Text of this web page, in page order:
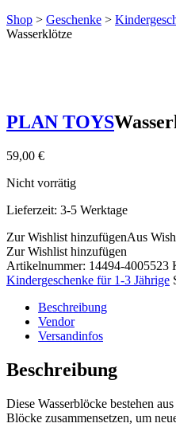
Shop > Geschenke >
Wasserklötze
PLAN TOYS
59,00 €
Nicht vorrätig
Lieferzeit: 3-5 Werktage
Zur Wishlist hinzufügenAus
Zur Wishlist hinzufügen
Artikelnummer: 14494-4005523
Kindergeschenke für 1-3 Jährige
Beschreibung
Vendor
Versandinfos
Beschreibung
Diese Wasserblöcke bestehen
Blöcke zusammensetzen, um